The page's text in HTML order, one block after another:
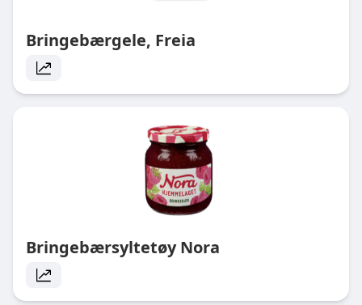
Bringebærgele, Freia
Bringebærsyltetøy Nora